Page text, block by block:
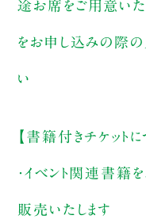
途お席をご用意いた
をお申し込みの際の
い
【書籍付きチケットに
・イベント関連書籍を
販売いたします